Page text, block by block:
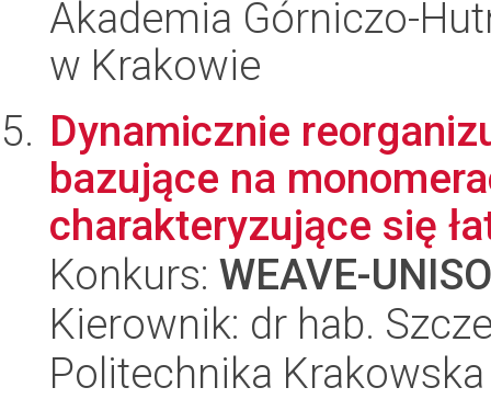
Akademia Górniczo-
w Krakowie
Dynamicznie
bazujące na
charakteryzujące się
Konkurs: WEAVE-
Kierownik: dr hab.
Politechnika